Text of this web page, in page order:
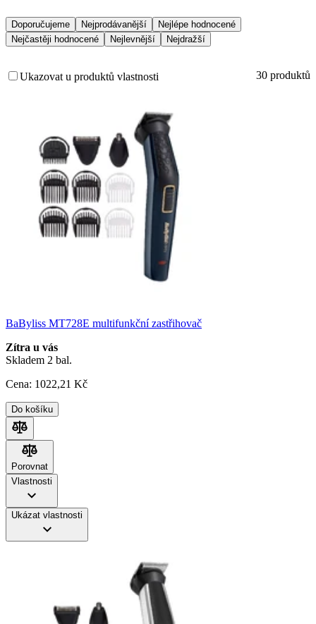
Doporučujeme Nejprodávanější
Nejlépe hodnocené
Nejčastěji hodnocené
Nejlevnější Nejdražší
Ukazovat u produktů vlastnosti 30 produktů
BaByliss MT728E multifunkční zastřihovač
Zítra u vás
Skladem 2 bal.
Cena: 1022,21 Kč
Do košíku
Porovnat
Porovnat
Vlastnosti
Ukázat vlastnosti